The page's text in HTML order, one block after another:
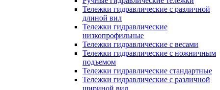
Тележки гидравлические с различной
длиной вил
Тележки гидравлические
низкопрофильные
Тележки гидравлические с весами
Тележки гидравлические с ножничным
подъемом
Тележки гидравлические стандартные
Тележки гидравлические с различной
шириной вил